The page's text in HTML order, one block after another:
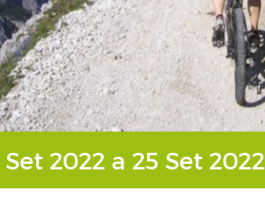
Set 2022 a 25 Set 2022